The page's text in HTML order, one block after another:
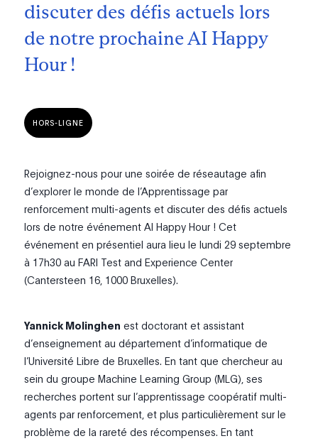
discuter des défis actuels lors
de notre prochaine AI Happy
Hour !
HORS-LIGNE
Rejoignez-nous pour une soirée de réseautage afin
d’explorer le monde de l’Apprentissage par
renforcement multi-agents et discuter des défis actuels
lors de notre événement AI Happy Hour ! Cet
événement en présentiel aura lieu le lundi 29 septembre
à 17h30 au FARI Test and Experience Center
(Cantersteen 16, 1000 Bruxelles).
Yannick Molinghen est doctorant et assistant
d’enseignement au département d’informatique de
l’Université Libre de Bruxelles. En tant que chercheur au
sein du groupe Machine Learning Group (MLG), ses
recherches portent sur l’apprentissage coopératif multi-
agents par renforcement, et plus particulièrement sur le
problème de la rareté des récompenses. En tant